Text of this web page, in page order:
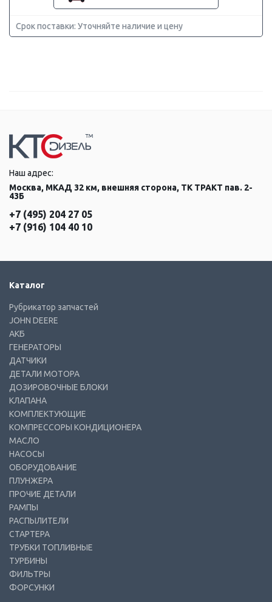
Срок поставки: Уточняйте наличие и цену
Наш адрес:
Москва, МКАД 32 км, внешняя сторона, ТК ТРАКТ пав. 2-
43Б
+7 (495) 204 27 05
+7 (916) 104 40 10
Каталог
Рубрикатор запчастей
JOHN DEERE
АКБ
ГЕНЕРАТОРЫ
ДАТЧИКИ
ДЕТАЛИ МОТОРА
ДОЗИРОВОЧНЫЕ БЛОКИ
КЛАПАНА
КОМПЛЕКТУЮЩИЕ
КОМПРЕССОРЫ КОНДИЦИОНЕРА
МАСЛО
НАСОСЫ
ОБОРУДОВАНИЕ
ПЛУНЖЕРА
ПРОЧИЕ ДЕТАЛИ
РАМПЫ
РАСПЫЛИТЕЛИ
СТАРТЕРА
ТРУБКИ ТОПЛИВНЫЕ
ТУРБИНЫ
ФИЛЬТРЫ
ФОРСУНКИ